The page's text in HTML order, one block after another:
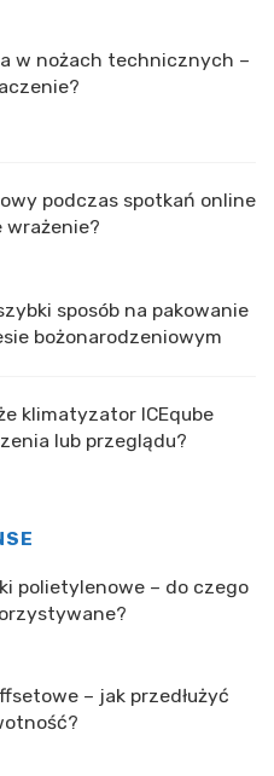
w nożach technicznych –
podczas spotkań online
wrażenie?
sposób na pakowanie
bożonarodzeniowym
klimatyzator ICEqube
lub przeglądu?
polietylenowe – do czego
– jak przedłużyć